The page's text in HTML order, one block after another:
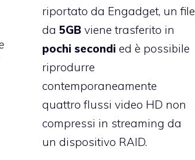
riportato da Engadget, un file
da5GB viene trasferito in
pochi secondi ed è possibile
riprodurre
contemporaneamente
quattro flussi video HD non
compressi in streaming da
un dispositivo RAID.